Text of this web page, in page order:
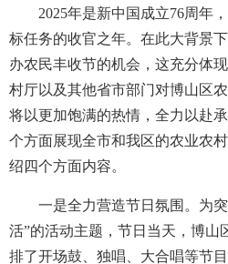
2025年是新中国成立76周年，
标任务的收官之年。在此大背景
办农民丰收节的机会，这充分体
村厅以及其他省市部门对博山区
将以更加饱满的热情，全力以赴
个方面展现全市和我区的农业农
绍四个方面内容。
一是全力营造节日氛围。为突
活”的活动主题，节日当天，博山
排了开场鼓、独唱、大合唱等节